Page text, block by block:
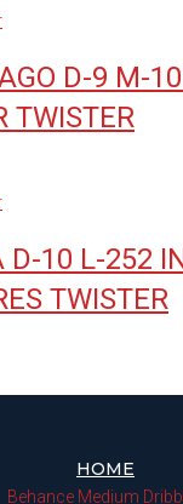
D-9 M-
TWISTER
D-10 L-252
TWISTER
HOME
Behance Medium